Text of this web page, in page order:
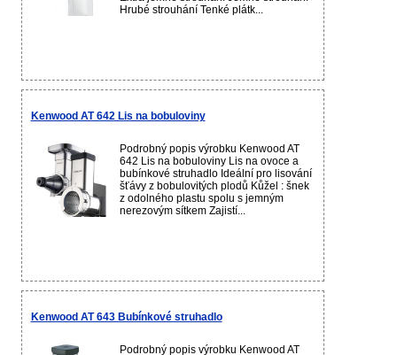
Hrubé strouhání Tenké plátk...
Kenwood AT 642 Lis na bobuloviny
Podrobný popis výrobku Kenwood AT
642 Lis na bobuloviny Lis na ovoce a
bubínkové struhadlo Ideální pro lisování
šťávy z bobulovitých plodů Kůžel : šnek
z odolného plastu spolu s jemným
nerezovým sítkem Zajistí...
Kenwood AT 643 Bubínkové struhadlo
Podrobný popis výrobku Kenwood AT